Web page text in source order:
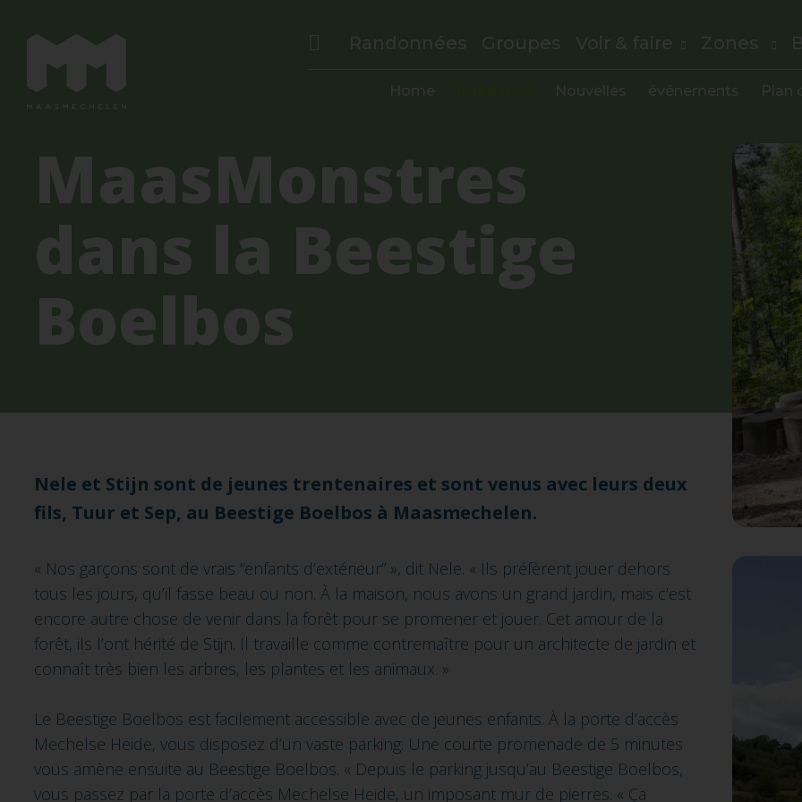
Randonnées Groupes Voir & faire Zones
Home Nouvelles événements Plan
MaasMonstres
dans la Beestige
Boelbos
Nele et Stijn sont de jeunes trentenaires et sont venus avec leurs deux
fils, Tuur et Sep, au Beestige Boelbos à Maasmechelen.
« Nos garçons sont de vrais “enfants d’extérieur” », dit Nele. « Ils préfèrent jouer dehors
tous les jours, qu’il fasse beau ou non. À la maison, nous avons un grand jardin, mais c’est
encore autre chose de venir dans la forêt pour se promener et jouer. Cet amour de la
forêt, ils l’ont hérité de Stijn. Il travaille comme contremaître pour un architecte de jardin et
connaît très bien les arbres, les plantes et les animaux. »
Le Beestige Boelbos est facilement accessible avec de jeunes enfants. À la porte d’accès
Mechelse Heide, vous disposez d’un vaste parking. Une courte promenade de 5 minutes
vous amène ensuite au Beestige Boelbos. « Depuis le parking jusqu’au Beestige Boelbos,
vous passez par la porte d’accès Mechelse Heide, un imposant mur de pierres. « Ça